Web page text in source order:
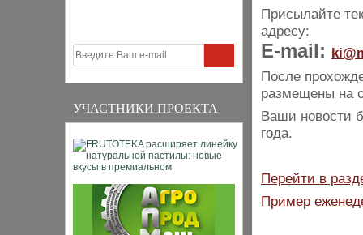
УЧАСТНИКИ ПРОЕКТА
Присылайте
адресу:
E-mail:
После
размещены на
Ваши новости
года.
Перейти в
Пример